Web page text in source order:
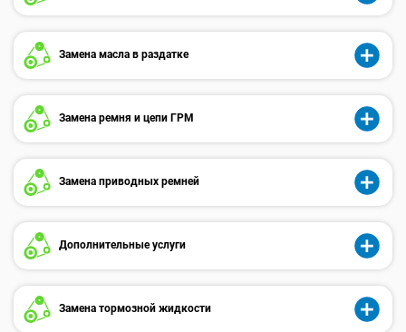
Замена масла в раздатке
Замена ремня и цепи ГРМ
Замена приводных ремней
Дополнительные услуги
Замена тормозной жидкости